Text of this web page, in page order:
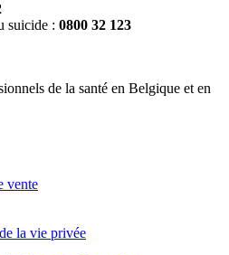
suicide : 0800 32 123
de la santé en Belgique et en
vente
la vie privée